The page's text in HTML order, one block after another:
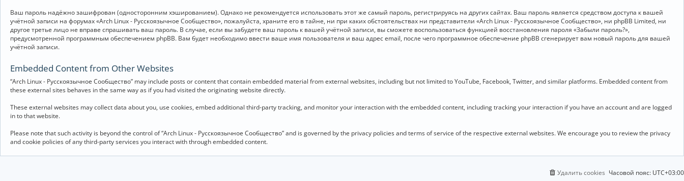
Ваш пароль надёжно зашифрован (односторонним хэшированием). Однако не рекомендуется использовать этот же самый пароль, регистрируясь на других сайтах. Ваш пароль является средством доступа к вашей
учётной записи на форумах «Arch Linux - Русскоязычное Сообщество», пожалуйста, храните его в тайне, ни при каких обстоятельствах ни представители «Arch Linux - Русскоязычное Сообщество», ни phpBB Limited, ни
другое третье лицо не вправе спрашивать ваш пароль. В случае, если вы забудете ваш пароль к вашей учётной записи, вы сможете воспользоваться функцией восстановления пароля «Забыли пароль?»,
предусмотренной программным обеспечением phpBB. Вам будет необходимо ввести ваше имя пользователя и ваш адрес email, после чего программное обеспечение phpBB сгенерирует вам новый пароль для вашей
учётной записи.
Embedded Content from Other Websites
“Arch Linux - Русскоязычное Сообщество” may include posts or content that contain embedded material from external websites, including but not limited to YouTube, Facebook, Twitter, and similar platforms. Embedded content from
these external sites behaves in the same way as if you had visited the originating website directly.
These external websites may collect data about you, use cookies, embed additional third-party tracking, and monitor your interaction with the embedded content, including tracking your interaction if you have an account and are logged
in to that website.
Please note that such activity is beyond the control of “Arch Linux - Русскоязычное Сообщество” and is governed by the privacy policies and terms of service of the respective external websites. We encourage you to review the privacy
and cookie policies of any third-party services you interact with through embedded content.
Часовой пояс: UTC+03:00
Удалить cookies